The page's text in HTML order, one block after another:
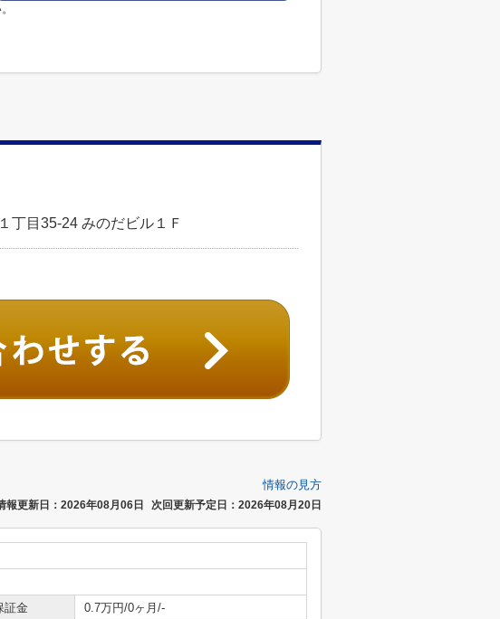
丁目35-24 みのだビル１Ｆ
情報の見方
報更新日：2026年08月06日 次回更新予定日：2026年08月20日
証金
0.7万円/0ヶ月/-